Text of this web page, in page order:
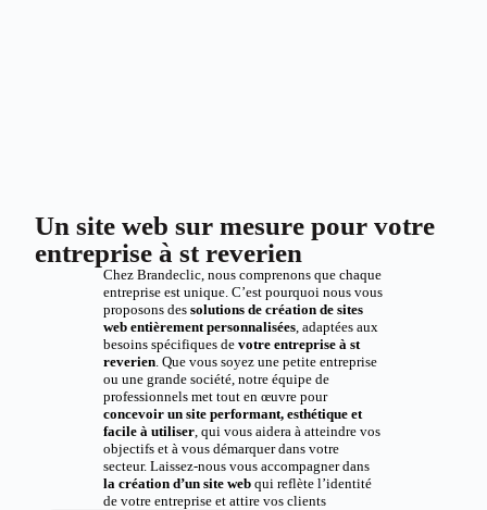
Un site web sur mesure pour votre
entreprise à st reverien
Chez Brandeclic, nous comprenons que chaque
entreprise est unique. C’est pourquoi nous vous
proposons des solutions de création de sites
web entièrement personnalisées, adaptées aux
besoins spécifiques de votre entreprise à st
reverien. Que vous soyez une petite entreprise
ou une grande société, notre équipe de
professionnels met tout en œuvre pour
concevoir un site performant, esthétique et
facile à utiliser, qui vous aidera à atteindre vos
objectifs et à vous démarquer dans votre
secteur. Laissez-nous vous accompagner dans
la création d’un site webqui reflète l’identité
de votre entreprise et attire vos clients